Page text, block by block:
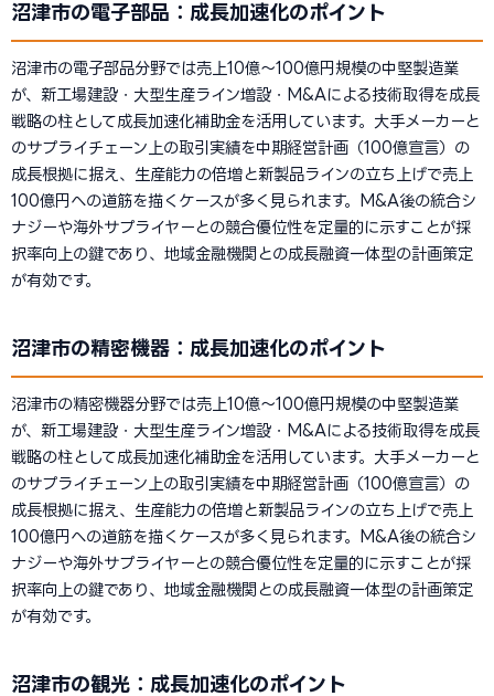
沼津市の電子部品：成長加速化のポイント
沼津市の電子部品分野では売上10億〜100億円規模の中堅製造業
が、新工場建設・大型生産ライン増設・M&Aによる技術取得を成長
戦略の柱として成長加速化補助金を活用しています。大手メーカーと
のサプライチェーン上の取引実績を中期経営計画（100億宣言）の
成長根拠に据え、生産能力の倍増と新製品ラインの立ち上げで売上
100億円への道筋を描くケースが多く見られます。M&A後の統合シ
ナジーや海外サプライヤーとの競合優位性を定量的に示すことが採
択率向上の鍵であり、地域金融機関との成長融資一体型の計画策定
が有効です。
沼津市の精密機器：成長加速化のポイント
沼津市の精密機器分野では売上10億〜100億円規模の中堅製造業
が、新工場建設・大型生産ライン増設・M&Aによる技術取得を成長
戦略の柱として成長加速化補助金を活用しています。大手メーカーと
のサプライチェーン上の取引実績を中期経営計画（100億宣言）の
成長根拠に据え、生産能力の倍増と新製品ラインの立ち上げで売上
100億円への道筋を描くケースが多く見られます。M&A後の統合シ
ナジーや海外サプライヤーとの競合優位性を定量的に示すことが採
択率向上の鍵であり、地域金融機関との成長融資一体型の計画策定
が有効です。
沼津市の観光：成長加速化のポイント